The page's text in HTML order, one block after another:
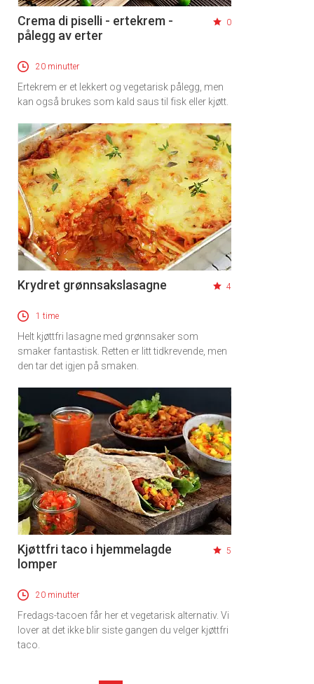
Crema di piselli - ertekrem -
pålegg av erter
0
20 minutter
Ertekrem er et lekkert og vegetarisk pålegg, men
kan også brukes som kald saus til fisk eller kjøtt.
Krydret grønnsakslasagne 4
1 time
Helt kjøttfri lasagne med grønnsaker som
smaker fantastisk. Retten er litt tidkrevende, men
den tar det igjen på smaken.
Kjøttfri taco i hjemmelagde
lomper
5
20 minutter
Fredags-tacoen får her et vegetarisk alternativ. Vi
lover at det ikke blir siste gangen du velger kjøttfri
taco.